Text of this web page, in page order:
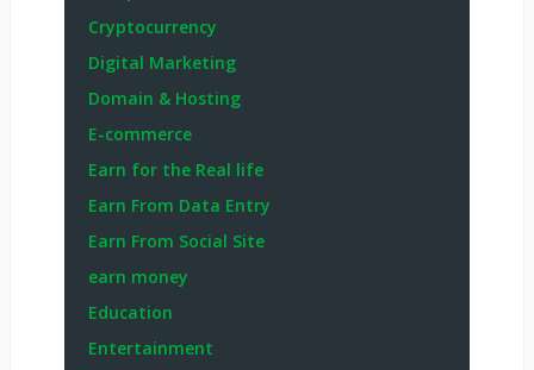
Cryptocurrency
Digital Marketing
Domain & Hosting
E-commerce
Earn for the Real life
Earn From Data Entry
Earn From Social Site
earn money
Education
Entertainment